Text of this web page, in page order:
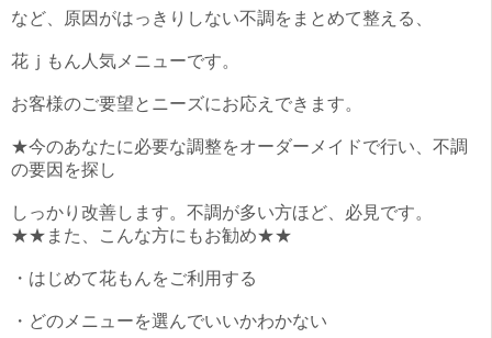
など、原因がはっきりしない不調をまとめて整える、
花ｊもん人気メニューです。
お客様のご要望とニーズにお応えできます。
★今のあなたに必要な調整をオーダーメイドで行い、不調
の要因を探し
しっかり改善します。不調が多い方ほど、必見です。
★★また、こんな方にもお勧め★★
・はじめて花もんをご利用する
・どのメニューを選んでいいかわかない